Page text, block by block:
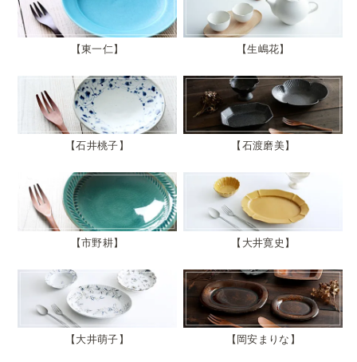
東一仁 生嶋花
石井桃子 石渡磨美
市野耕 大井寛史
大井萌子 岡安まりな